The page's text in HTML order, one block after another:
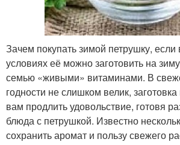
Зачем покупать зимой петрушку,
условиях её можно заготовить на
семью «живыми» витаминами. В
годности не слишком велик,
вам продлить удовольствие, готовя
блюда с петрушкой. Известно
сохранить аромат и пользу свежего